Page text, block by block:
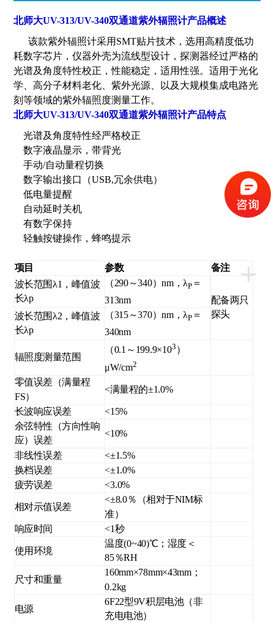
北师大UV-313/UV-340双通道紫外辐照计产品概述
该款紫外辐照计采用SMT贴片技术，选用高精度低功
耗数字芯片，仪器外壳为流线型设计，探测器经过严格的
光谱及角度特性校正，性能稳定，适用性强。适用于光化
学、高分子材料老化、紫外光源、以及大规模集成电路光
刻等领域的紫外辐照度测量工作。
北师大UV-313/UV-340双通道紫外辐照计产品特点
光谱及角度特性经严格校正
数字液晶显示，带背光
手动/自动量程切换
数字输出接口（USB,冗余供电）
低电量提醒
自动延时关机
有数字保持
轻触按键操作，蜂鸣提示
+
项目 参数
备注
波长范围λ1，峰值波
长λp
（290～340）nm，λP＝
313nm
配备两只
探头
波长范围λ2，峰值波
长λp
（315～370）nm，λP＝
340nm
辐照度测量范围
（0.1～199.9×103 ）
μW/cm2
零值误差（满量程
FS）
<满量程的±1.0%
长波响应误差 <15%
余弦特性（方向性响
应）误差
<10%
非线性误差
<±1.5%
换档误差
<±1.0%
疲劳误差
<3.0%
相对示值误差
<±8.0％（相对于NIM标
准）
响应时间
<1秒
使用环境
温度(0~40)℃；湿度＜
85％RH
尺寸和重量
160mm×78mm×43mm；
0.2kg
电源
6F22型9V积层电池（非
充电电池）